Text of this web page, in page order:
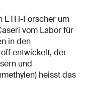
ETH-Forscher um
vom Labor für
in den
entwickelt, der
und
heisst das